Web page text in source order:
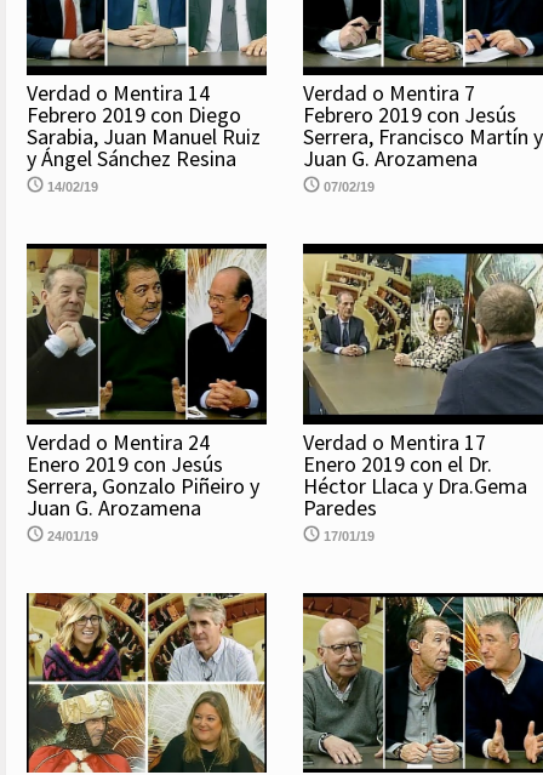
Verdad o Mentira 14
Febrero 2019 con Diego
Sarabia, Juan Manuel Ruiz
y Ángel Sánchez Resina
14/02/19
Verdad o Mentira 7
Febrero 2019 con Jesús
Serrera, Francisco Martín y
Juan G. Arozamena
07/02/19
Verdad o Mentira 24
Enero 2019 con Jesús
Serrera, Gonzalo Piñeiro y
Juan G. Arozamena
24/01/19
Verdad o Mentira 17
Enero 2019 con el Dr.
Héctor Llaca y Dra.Gema
Paredes
17/01/19